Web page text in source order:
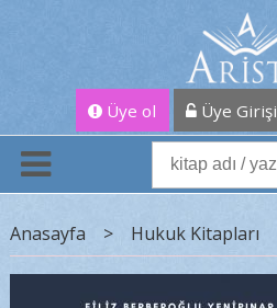
Üye ol Üye Girişi
Anasayfa > Hukuk Kitapları